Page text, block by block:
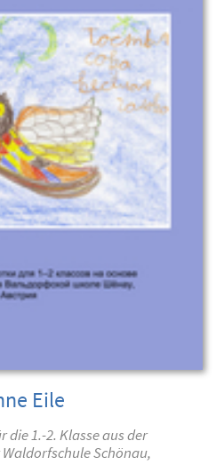
Eile
1.-2. Klasse aus der
Schönau,